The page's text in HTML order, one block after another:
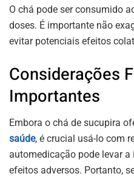
O chá pode ser consumido
doses. É importante não
evitar potenciais efeitos
Considerações
Importantes
Embora o chá de sucupira
saúde, é crucial usá-lo com
automedicação pode levar
efeitos adversos. Portanto,